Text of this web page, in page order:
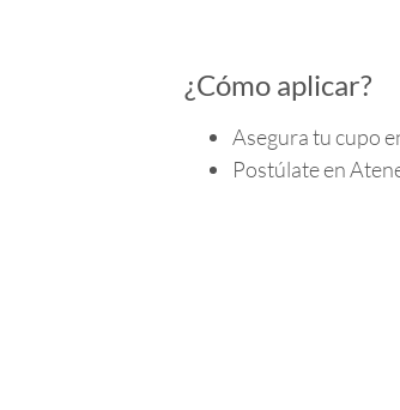
¿Cómo aplicar?
Asegura tu cupo
Postúlate en